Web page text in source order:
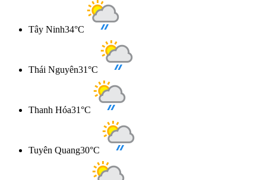
Tây Ninh34°C
Thái Nguyên31°C
Thanh Hóa31°C
Tuyên Quang30°C